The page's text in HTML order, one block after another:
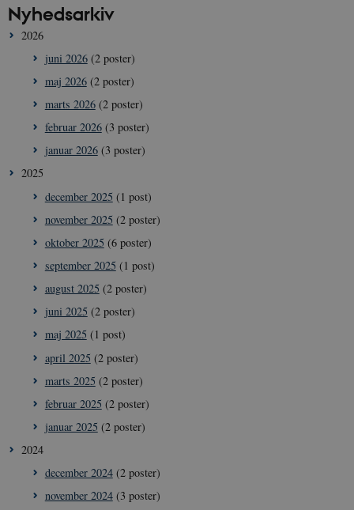
Nyhedsarkiv
2026
juni 2026(2 poster)
maj 2026(2 poster)
marts 2026(2 poster)
februar 2026(3 poster)
januar 2026(3 poster)
2025
december 2025 (1 post)
november 2025 (2 poster)
oktober 2025 (6 poster)
september 2025 (1 post)
august 2025 (2 poster)
juni 2025 (2 poster)
maj 2025 (1 post)
april 2025 (2 poster)
marts 2025 (2 poster)
februar 2025 (2 poster)
januar 2025 (2 poster)
2024
december 2024(2 poster)
november 2024(3 poster)